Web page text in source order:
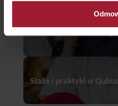
Staże i praktyki w